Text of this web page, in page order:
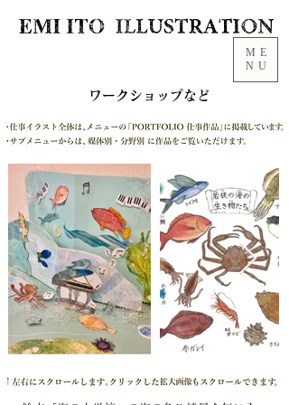
ME
NU
​ワークショップなど